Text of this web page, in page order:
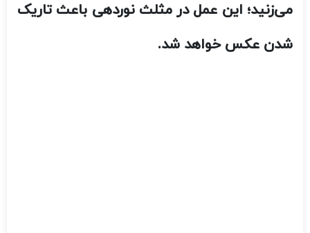
می‌زنید؛ این عمل در مثلث نوردهی باعث تاریک
شدن عکس خواهد شد.